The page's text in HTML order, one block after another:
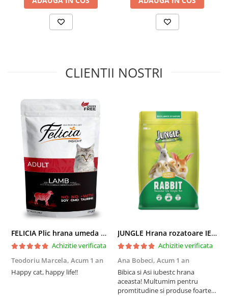
tabelul de alimentare furnizat de producător.
CLIENTII NOSTRI
FELICIA Plic hrana umeda pentru pisici adulte, cu Miel, Set 12x85g
Achizitie verificata
Teodoriu Marcela, Acum 1 an
Happy cat, happy life!!
JUNGLE Hrana rozatoare IEPURI 500g
Achizitie verificata
Ana Bobeci, Acum 1 an
Bibica si Asi iubestc hrana
aceasta! Multumim pentru
promtitudine si produse foarte